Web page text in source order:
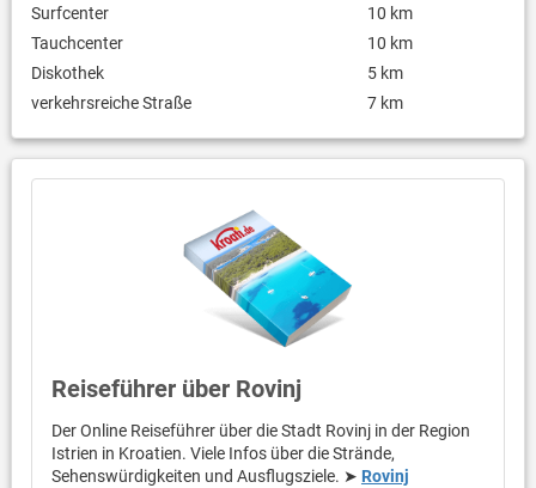
Surfcenter
10 km
Tauchcenter
10 km
Diskothek
5 km
verkehrsreiche Straße
7 km
Reiseführer über Rovinj
Der Online Reiseführer über die Stadt Rovinj in der Region
Istrien in Kroatien. Viele Infos über die Strände,
Sehenswürdigkeiten und Ausflugsziele. ➤ Rovinj